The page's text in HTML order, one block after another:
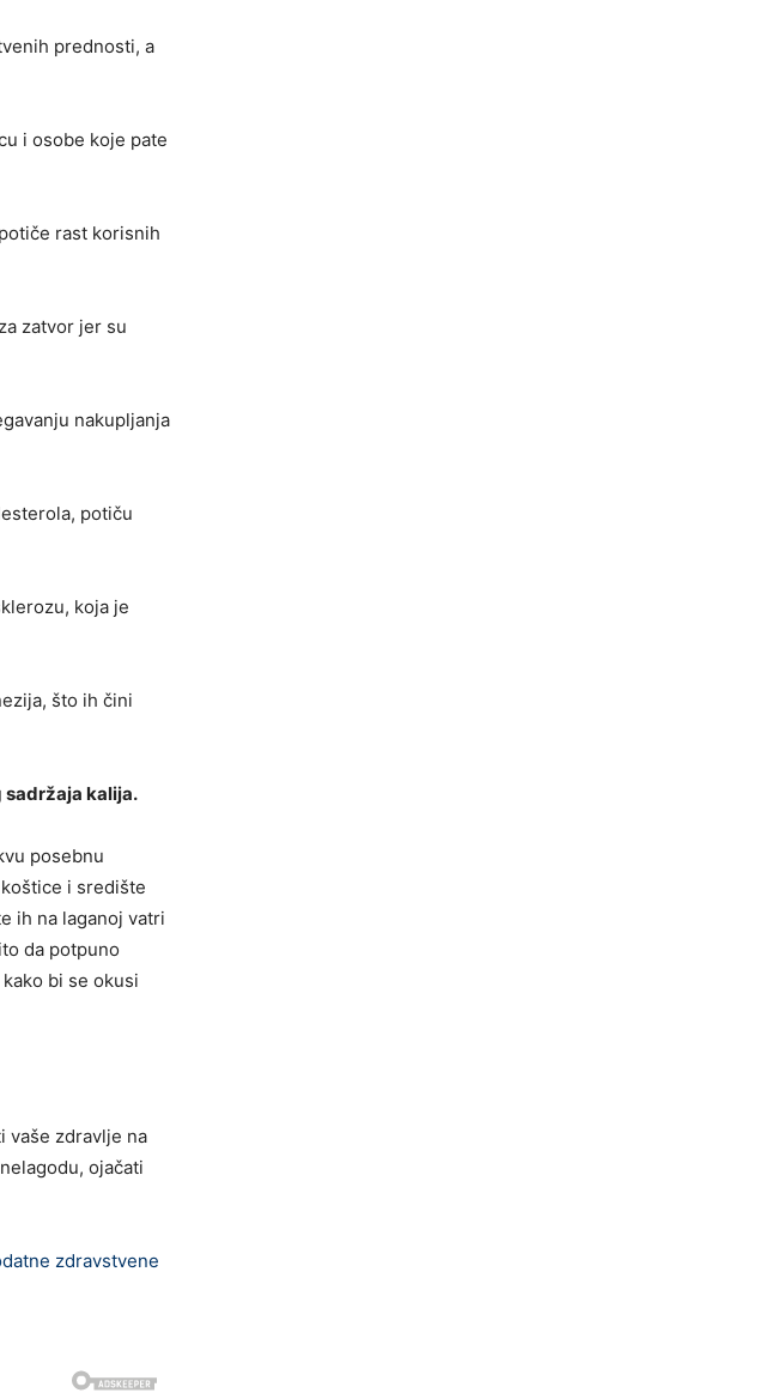
prednosti, a
i osobe koje pate
rast korisnih
zatvor jer su
nakupljanja
potiču
koja je
što ih čini
sadržaja kalija.
posebnu
i središte
ih na laganoj vatri
da potpuno
bi se okusi
vaše zdravlje na
ojačati
zdravstvene